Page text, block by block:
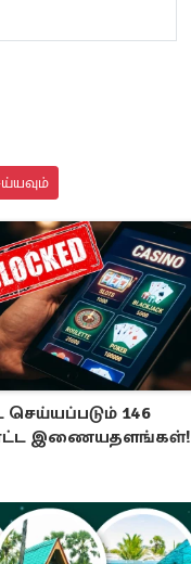
146
இணையதளங்கள்!